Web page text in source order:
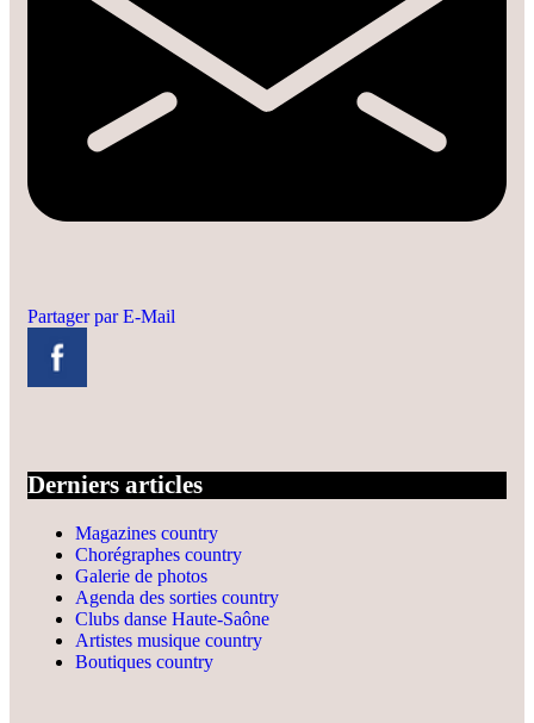
Partager par E-Mail
Derniers articles
Magazines country
Chorégraphes country
Galerie de photos
Agenda des sorties country
Clubs danse Haute-Saône
Artistes musique country
Boutiques country